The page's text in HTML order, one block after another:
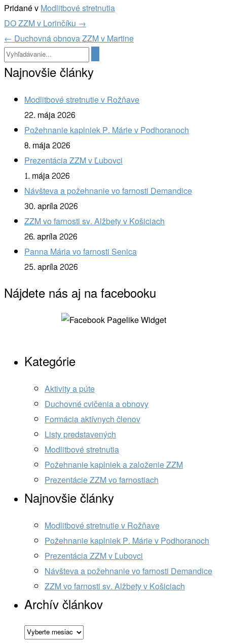
Pridané vModlitbové stretnutia
Navigácia
v
článkoch
DO ZZM v Lorinčíku→
←Duchovná obnova ZZM v Martine
Najnovšie články
Modlitbové stretnutie v Rožňave
22. mája 2026
Požehnanie kaplniek P. Márie v Podhoranoch
8. mája 2026
Prezentácia ZZM v Ľubovci
1. mája 2026
Návšteva a požehnanie vo farnosti Demandice
30. apríla 2026
ZZM vo farnosti sv. Alžbety v Košiciach
26. apríla 2026
Panna Mária vo farnosti Senica
25. apríla 2026
Nájdete nás aj na facebooku
Kategórie
Aktivity a púte
Duchovné cvičenia a obnovy
Formácia aktívnych členov
Listy predstavených
Modlitbové stretnutia
Požehnanie kaplniek a založenie ZZM
Prezentácie ZZM vo farnostiach
Najnovšie články
Modlitbové stretnutie v Rožňave
Požehnanie kaplniek P. Márie v Podhoranoch
Prezentácia ZZM v Ľubovci
Návšteva a požehnanie vo farnosti Demandice
ZZM vo farnosti sv. Alžbety v Košiciach
Archív článkov
Archív